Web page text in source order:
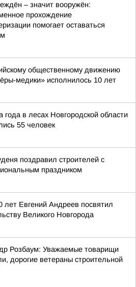
– значит вооружён:
прохождение
помогает оставаться
общественному движению
медики» исполнилось 10 лет
года в лесах Новгородской области
55 человек
поздравил строителей с
праздником
лет Евгений Андреев посвятил
Великого Новгорода
Розбаум: Уважаемые товарищи
дорогие ветераны строительной